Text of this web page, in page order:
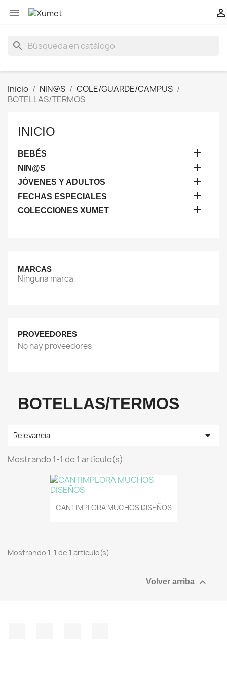
 
search
Inicio NIN@S
COLE/GUARDE/CAMPUS
BOTELLAS/TERMOS
INICIO
BEBÉS 
NIN@S 
JÓVENES Y ADULTOS 
FECHAS ESPECIALES 
COLECCIONES XUMET 
MARCAS
Ninguna marca
PROVEEDORES
No hay proveedores
BOTELLAS/TERMOS
Relevancia 
Mostrando 1-1 de 1 artículo(s)
CANTIMPLORA MUCHOS DISEÑOS
Mostrando 1-1 de 1 artículo(s)
Volver arriba 